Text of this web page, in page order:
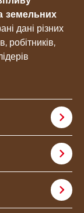
земельних
дані різних
робітників,